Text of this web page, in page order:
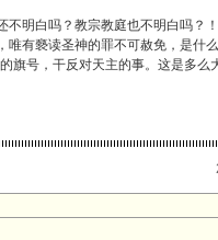
不明白吗？教宗教庭也不明白吗？
唯有褻读圣神的罪不可赦免，是什
旗号，干反对天主的事。这是多么